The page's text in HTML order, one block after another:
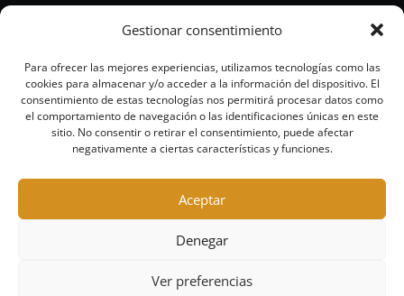
Gestionar consentimiento
Para ofrecer las mejores experiencias, utilizamos tecnologías como las
cookies para almacenar y/o acceder a la información del dispositivo. El
consentimiento de estas tecnologías nos permitirá procesar datos como
el comportamiento de navegación o las identificaciones únicas en este
sitio. No consentir o retirar el consentimiento, puede afectar
negativamente a ciertas características y funciones.
Aceptar
Denegar
Ver preferencias
PREMIUM HUNTING
CLASSIC HUNTING
SMALL CALIBERS
BULLETS AND BUCKSHOT
STEEL HUNTING
LEAD-FREE HUNTING
HUNTING-TOURS
HIGH COMPETITION
STEEL